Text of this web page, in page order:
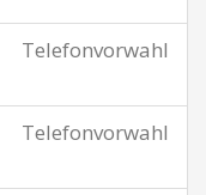
Telefonvorwahl
Telefonvorwahl